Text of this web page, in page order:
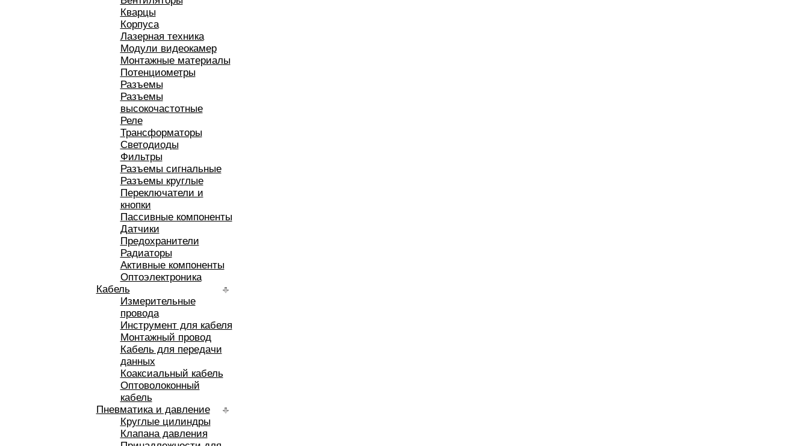
Кварцы
Корпуса
Лазерная техника
Модули видеокамер
Монтажные материалы
Потенциометры
Разъемы
Разъемы
высокочастотные
Реле
Трансформаторы
Светодиоды
Фильтры
Разъемы сигнальные
Разъемы круглые
Переключатели и
кнопки
Пассивные компоненты
Датчики
Предохранители
Радиаторы
Активные компоненты
Оптоэлектроника
Кабель
Измерительные
провода
Инструмент для кабеля
Монтажный провод
Кабель для передачи
данных
Коаксиальный кабель
Оптоволоконный
кабель
Пневматика и давление
Круглые цилиндры
Клапана давления